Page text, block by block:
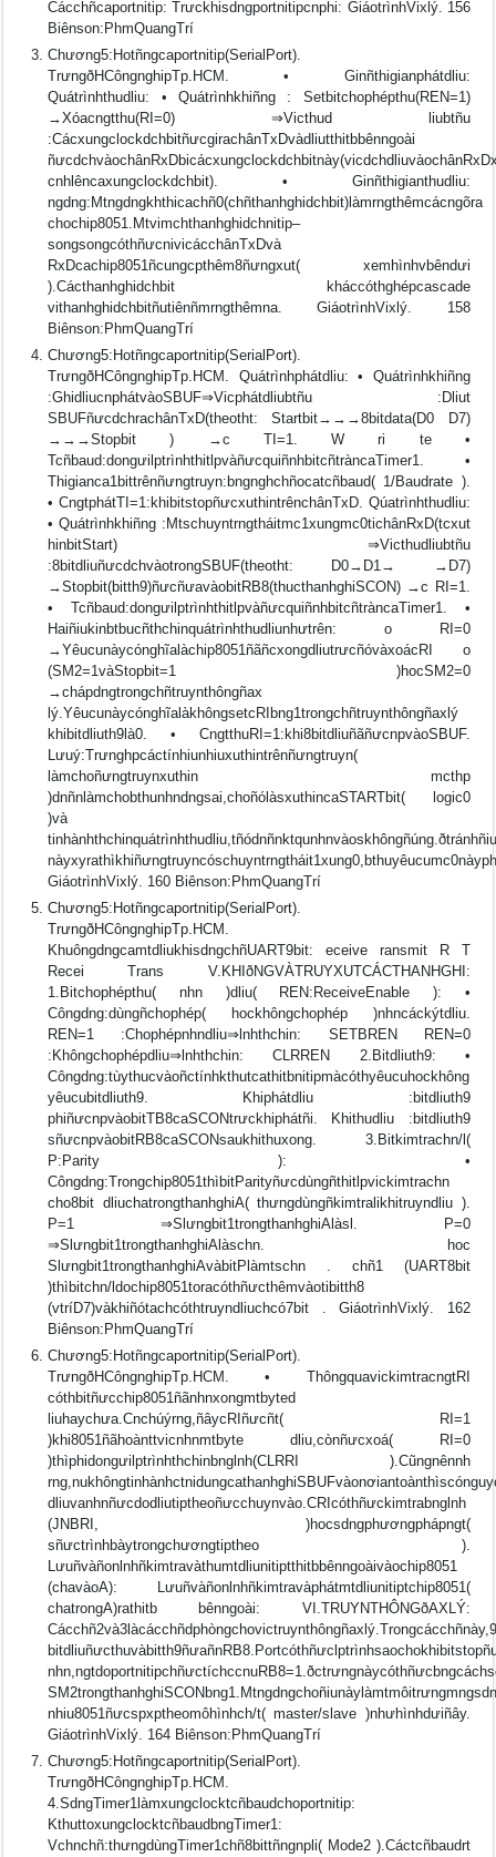
Cácchñcaportnitip: Trưckhisdngportnitipcnphi: GiáotrìnhVixlý. 156
Biênson:PhmQuangTrí
Chương5:Hotñngcaportnitip(SerialPort).
TrưngðHCôngnghipTp.HCM. • Ginñthigianphátdliu:
Quátrìnhthudliu: • Quátrìnhkhiñng : Setbitchophépthu(REN=1)
→Xóacngtthu(RI=0) ⇒Victhud liubtñu
:CácxungclockdchbitñưcgirachânTxDvàdliutthitbbênngoài
cnhlêncaxungclockdchbit). • Ginñthigianthudliu:
ngdng:Mtngdngkhthicachñ0(chñthanhghidchbit)làmrngthêmcácngõra
chochip8051.Mtvimchthanhghidchnitip–
songsongcóthñưcnivicácchânTxDvà
RxDcachip8051ñcungcpthêm8ñưngxut( xemhìnhvbêndưi
).Cácthanhghidchbit kháccóthghépcascade
vithanhghidchbitñutiênñmrngthêmna. GiáotrìnhVixlý. 158
Biênson:PhmQuangTrí
Chương5:Hotñngcaportnitip(SerialPort).
TrưngðHCôngnghipTp.HCM. Quátrìnhphátdliu: • Quátrìnhkhiñng
:GhidliucnphátvàoSBUF⇒Vicphátdliubtñu :Dliut
SBUFñưcdchrachânTxD(theotht: Startbit→→→8bitdata(D0 D7)
→→→Stopbit ) →c TI=1. W ri te •
Tcñbaud:dongưilptrìnhthitlpvàñưcquiñnhbitcñtràncaTimer1. •
Thigianca1bittrênñưngtruyn:bngnghchñocatcñbaud( 1/Baudrate ).
• CngtphátTI=1:khibitstopñưcxuthintrênchânTxD. Qúatrìnhthudliu:
• Quátrìnhkhiñng :Mtschuyntrngtháitmc1xungmc0tichânRxD(tcxut
hinbitStart) ⇒Victhudliubtñu
:8bitdliuñưcdchvàotrongSBUF(theotht: D0→D1→ →D7)
→Stopbit(bitth9)ñưcñưavàobitRB8(thucthanhghiSCON) →c RI=1.
• Tcñbaud:dongưilptrìnhthitlpvàñưcquiñnhbitcñtràncaTimer1. •
Haiñiukinbtbucñthchinquátrìnhthudliunhưtrên: o RI=0
→Yêucunàycónghĩalàchip8051ñãñcxongdliutrưcñóvàxoácRI o
(SM2=1vàStopbit=1 )hocSM2=0
→chápdngtrongchñtruynthôngñax
lý.YêucunàycónghĩalàkhôngsetcRIbng1trongchñtruynthôngñaxlý
khibitdliuth9là0. • CngtthuRI=1:khi8bitdliuñãñưcnpvàoSBUF.
Lưuý:Trưnghpcáctínhiunhiuxuthintrênñưngtruyn(
làmchoñưngtruynxuthin mcthp
)dnñnlàmchobthunhndngsai,choñólàsxuthincaSTARTbit( logic0
)và
GiáotrìnhVixlý. 160 Biênson:PhmQuangTrí
Chương5:Hotñngcaportnitip(SerialPort).
TrưngðHCôngnghipTp.HCM.
KhuôngdngcamtdliukhisdngchñUART9bit: eceive ransmit R T
Recei Trans V.KHIðNGVÀTRUYXUTCÁCTHANHGHI:
1.Bitchophépthu( nhn )dliu( REN:ReceiveEnable ): •
Côngdng:dùngñchophép( hockhôngchophép )nhncáckýtdliu.
REN=1 :Chophépnhndliu⇒lnhthchin: SETBREN REN=0
:Khôngchophépdliu⇒lnhthchin: CLRREN 2.Bitdliuth9: •
Côngdng:tùythucvàoñctínhkthutcathitbnitipmàcóthyêucuhockhông
yêucubitdliuth9. Khiphátdliu :bitdliuth9
phiñưcnpvàobitTB8caSCONtrưckhiphátñi. Khithudliu :bitdliuth9
sñưcnpvàobitRB8caSCONsaukhithuxong. 3.Bitkimtrachn/l(
P:Parity ): •
Côngdng:Trongchip8051thìbitParityñưcdùngñthitlpvickimtrachn
cho8bit dliuchatrongthanhghiA( thưngdùngñkimtralikhitruyndliu ).
P=1 ⇒Slưngbit1trongthanhghiAlàsl. P=0
⇒Slưngbit1trongthanhghiAlàschn. hoc
Slưngbit1trongthanhghiAvàbitPlàmtschn . chñ1 (UART8bit
)thìbitchn/ldochip8051toracóthñưcthêmvàotibitth8
(vtríD7)vàkhiñótachcóthtruyndliuchcó7bit . GiáotrìnhVixlý. 162
Biênson:PhmQuangTrí
Chương5:Hotñngcaportnitip(SerialPort).
TrưngðHCôngnghipTp.HCM. • ThôngquavickimtracngtRI
cóthbitñưcchip8051ñãnhnxongmtbyted
liuhaychưa.Cnchúýrng,ñâycRIñưcñt( RI=1
)khi8051ñãhoànttvicnhnmtbyte dliu,cònñưcxoá( RI=0
)thìphidongưilptrìnhthchinbnglnh(CLRRI ).Cũngnênnh
dliuvanhnñưcdodliutiptheoñưcchuynvào.CRIcóthñưckimtrabnglnh
(JNBRI, )hocsdngphươngphápngt(
sñưctrìnhbàytrongchươngtiptheo ).
Lưuñvàñonlnhñkimtravàthumtdliunitiptthitbbênngoàivàochip8051
(chavàoA): Lưuñvàñonlnhñkimtravàphátmtdliunitiptchip8051(
chatrongA)rathitb bênngoài: VI.TRUYNTHÔNGðAXLÝ:
nhiu8051ñưcspxptheomôhìnhch/t( master/slave )nhưhìnhdưiñây.
GiáotrìnhVixlý. 164 Biênson:PhmQuangTrí
Chương5:Hotñngcaportnitip(SerialPort).
TrưngðHCôngnghipTp.HCM.
4.SdngTimer1làmxungclocktcñbaudchoportnitip:
KthuttoxungclocktcñbaudbngTimer1:
Vchnchñ:thưngdùngTimer1chñ8bittñngnpli( Mode2 ).Cáctcñbaudrt